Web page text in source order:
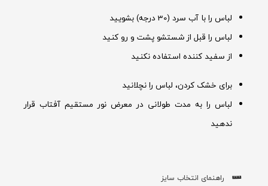
لباس را با آب سرد (30 درجه) بشویید
لباس را قبل از شستشو پشت و رو کنید
از سفید کننده استفاده نکنید
برای خشک کردن، لباس را نچلانید
لباس را به مدت طولانی در معرض نور مستقیم آفتاب قرار
ندهید
راهنمای انتخاب سایز